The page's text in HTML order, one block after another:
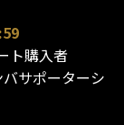
ト購入者
サポーターシ